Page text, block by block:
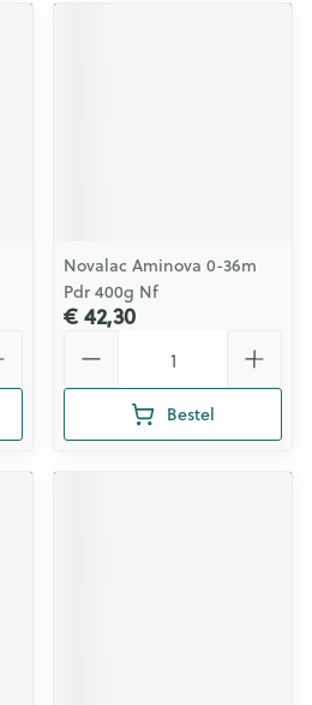
Novalac Aminova 0-36m
Pdr 400g Nf
€ 42,30
Bestel